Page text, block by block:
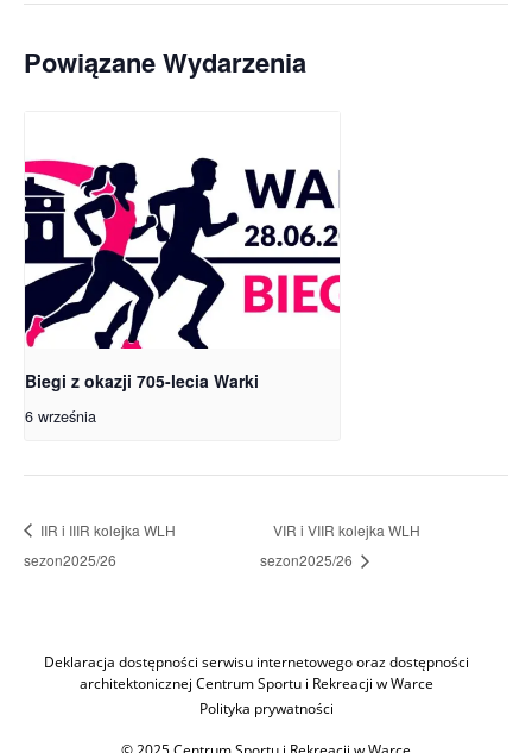
Powiązane Wydarzenia
Biegi z okazji 705-lecia Warki
6 września
IIR i IIIR kolejka WLH
sezon2025/26
VIR i VIIR kolejka WLH
sezon2025/26
Deklaracja dostępności serwisu internetowego oraz dostępności
architektonicznej Centrum Sportu i Rekreacji w Warce
Polityka prywatności